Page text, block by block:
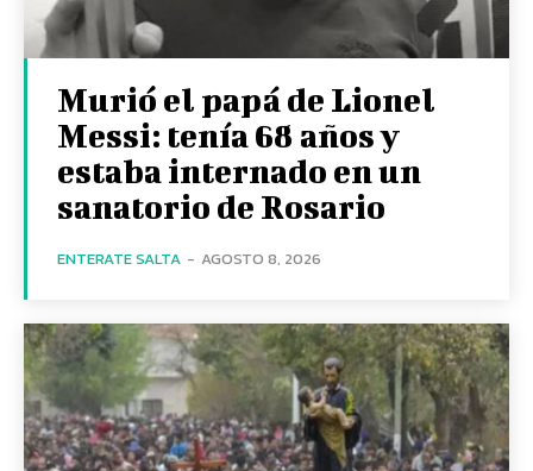
Murió el papá de Lionel
Messi: tenía 68 años y
estaba internado en un
sanatorio de Rosario
ENTERATE SALTA - AGOSTO 8, 2026